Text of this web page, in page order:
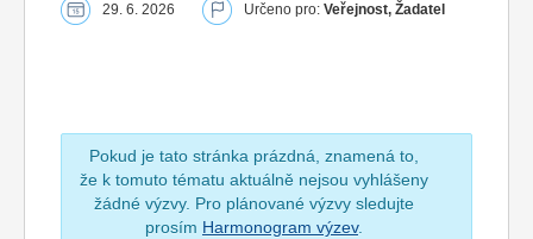
29. 6. 2026 Určeno pro: Veřejnost, Žadatel
Pokud je tato stránka prázdná, znamená to,
že k tomuto tématu aktuálně nejsou vyhlášeny
žádné výzvy. Pro plánované výzvy sledujte
prosím Harmonogram výzev.